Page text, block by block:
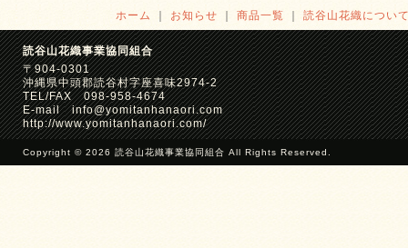
ホーム お知らせ 商品一覧 読谷山花織につい
読谷山花織事業協同組合
〒904-0301
沖縄県中頭郡読谷村字座喜味2974-2
TEL/FAX 098-958-4674
E-mail info@yomitanhanaori.com
http://www.yomitanhanaori.com/
Copyright © 2026 読谷山花織事業協同組合 All Rights Reserved.